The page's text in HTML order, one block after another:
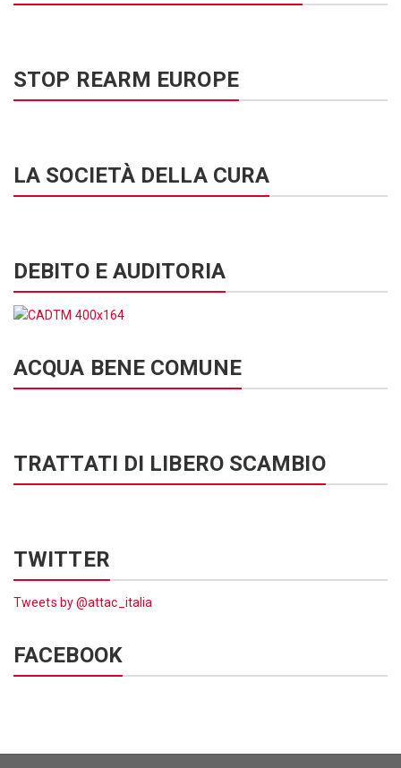
STOP REARM EUROPE
LA SOCIETÀ DELLA CURA
DEBITO E AUDITORIA
ACQUA BENE COMUNE
TRATTATI DI LIBERO SCAMBIO
TWITTER
Tweets by @attac_italia
FACEBOOK